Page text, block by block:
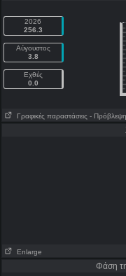
2026
256.3
Αύγουστος
3.8
Εχθές
0.0
Γραφικές παραστάσεις - Πρόβλεψη
Enlarge
Φάση